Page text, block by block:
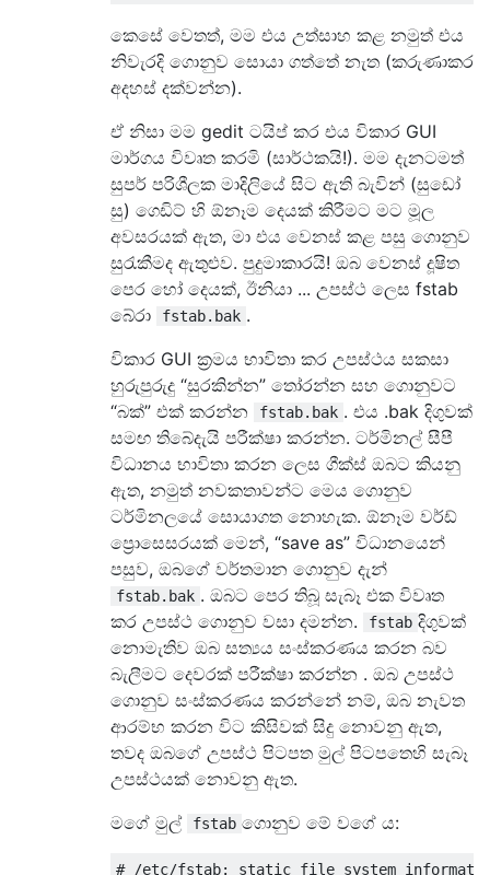
කෙසේ වෙතත්, මම එය උත්සාහ කළ නමුත් එය
නිවැරදි ගොනුව සොයා ගත්තේ නැත (කරුණාකර
අදහස් දක්වන්න).
ඒ නිසා මම gedit ටයිප් කර එය විකාර GUI
මාර්ගය විවෘත කරමි (සාර්ථකයි!). මම දැනටමත්
සුපර් පරිශීලක මාදිලියේ සිට ඇති බැවින් (සුඩෝ
සු) ගෙඩිට් හි ඕනෑම දෙයක් කිරීමට මට මූල
අවසරයක් ඇත, මා එය වෙනස් කළ පසු ගොනුව
සුරැකීමද ඇතුළුව. පුදුමාකාරයි! ඔබ වෙනස් දූෂිත
පෙර හෝ දෙයක්, ඊනියා ... උපස්ථ ලෙස fstab
බේරා
fstab.bak .
විකාර GUI ක්‍රමය භාවිතා කර උපස්ථය සකසා
හුරුපුරුදු “සුරකින්න” තෝරන්න සහ ගොනුවට
“බක්” එක් කරන්න
fstab.bak . එය .bak දිගුවක්
සමඟ තිබේදැයි පරීක්ෂා කරන්න. ටර්මිනල් සීපී
විධානය භාවිතා කරන ලෙස ගීක්ස් ඔබට කියනු
ඇත, නමුත් නවකතාවන්ට මෙය ගොනුව
ටර්මිනලයේ සොයාගත නොහැක. ඕනෑම වර්ඩ්
ප්‍රොසෙසරයක් මෙන්, “save as” විධානයෙන්
පසුව, ඔබගේ වර්තමාන ගොනුව දැන්
fstab.bak . ඔබට පෙර තිබූ සැබෑ එක විවෘත
කර උපස්ථ ගොනුව වසා දමන්න.
fstab දිගුවක්
නොමැතිව ඔබ සත්‍යය සංස්කරණය කරන බව
බැලීමට දෙවරක් පරීක්ෂා කරන්න . ඔබ උපස්ථ
ගොනුව සංස්කරණය කරන්නේ නම්, ඔබ නැවත
ආරම්භ කරන විට කිසිවක් සිදු නොවනු ඇත,
තවද ඔබගේ උපස්ථ පිටපත මුල් පිටපතෙහි සැබෑ
උපස්ථයක් නොවනු ඇත.
මගේ මුල්
fstab ගොනුව මේ වගේ ය:
# /etc/fstab: static file system